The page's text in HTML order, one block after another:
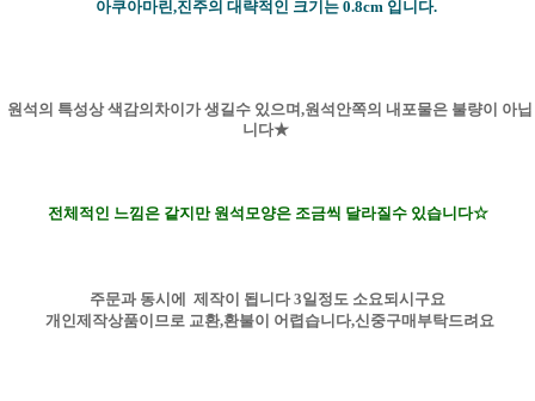
아쿠아마린,진주의 대략적인 크기는 0.8cm 입니다.
원석의 특성상 색감의차이가 생길수 있으며,원석안쪽의 내포물은 불량이 아닙
니다★
전체적인 느낌은 같지만 원석모양은 조금씩 달라질수 있습니다☆
주문과 동시에 제작이 됩니다 3일정도 소요되시구요
개인제작상품이므로 교환,환불이 어렵습니다,신중구매부탁드려요